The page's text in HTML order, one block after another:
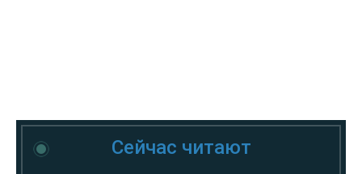
Сейчас читают